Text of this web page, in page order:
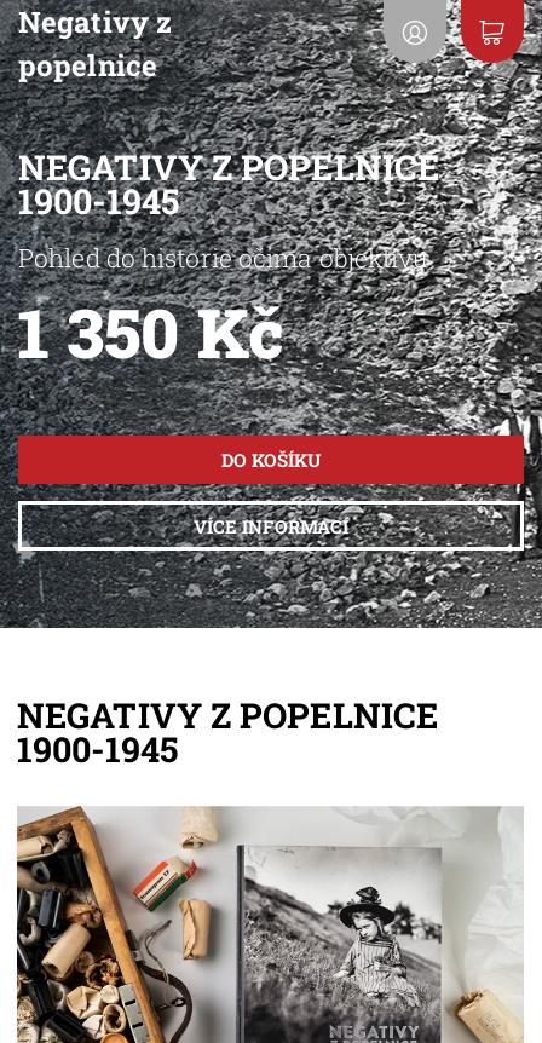
Negativy z
popelnice
NEGATIVY Z POPELNICE
1900-1945
Pohled do historie očima objektivu
1 350 Kč
VÍCE INFORMACÍ
NEGATIVY Z POPELNICE
1900-1945